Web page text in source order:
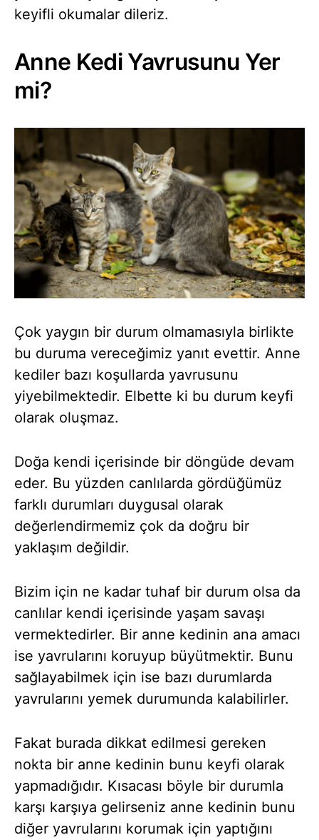
keyifli okumalar dileriz.
Anne Kedi Yavrusunu Yer
mi?
Çok yaygın bir durum olmamasıyla birlikte
bu duruma vereceğimiz yanıt evettir. Anne
kediler bazı koşullarda yavrusunu
yiyebilmektedir. Elbette ki bu durum keyfi
olarak oluşmaz.
Doğa kendi içerisinde bir döngüde devam
eder. Bu yüzden canlılarda gördüğümüz
farklı durumları duygusal olarak
değerlendirmemiz çok da doğru bir
yaklaşım değildir.
Bizim için ne kadar tuhaf bir durum olsa da
canlılar kendi içerisinde yaşam savaşı
vermektedirler. Bir anne kedinin ana amacı
ise yavrularını koruyup büyütmektir. Bunu
sağlayabilmek için ise bazı durumlarda
yavrularını yemek durumunda kalabilirler.
Fakat burada dikkat edilmesi gereken
nokta bir anne kedinin bunu keyfi olarak
yapmadığıdır. Kısacası böyle bir durumla
karşı karşıya gelirseniz anne kedinin bunu
diğer yavrularını korumak için yaptığını